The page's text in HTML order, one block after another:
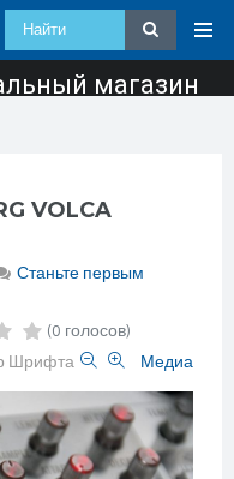
магазин
VOLCA
Станьте первым
(0 голосов)
Шрифта
Медиа